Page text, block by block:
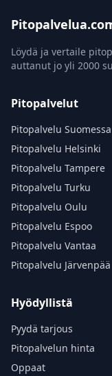
Löydä ja vertaile
auttanut jo yli 2000
Pitopalvelut
Pitopalvelu Suomessa
Pitopalvelu Helsinki
Pitopalvelu Tampere
Pitopalvelu Turku
Pitopalvelu Oulu
Pitopalvelu Espoo
Pitopalvelu Vantaa
Pitopalvelu Järvenpää
Hyödyllistä
Pyydä tarjous
Pitopalvelun hinta
Oppaat